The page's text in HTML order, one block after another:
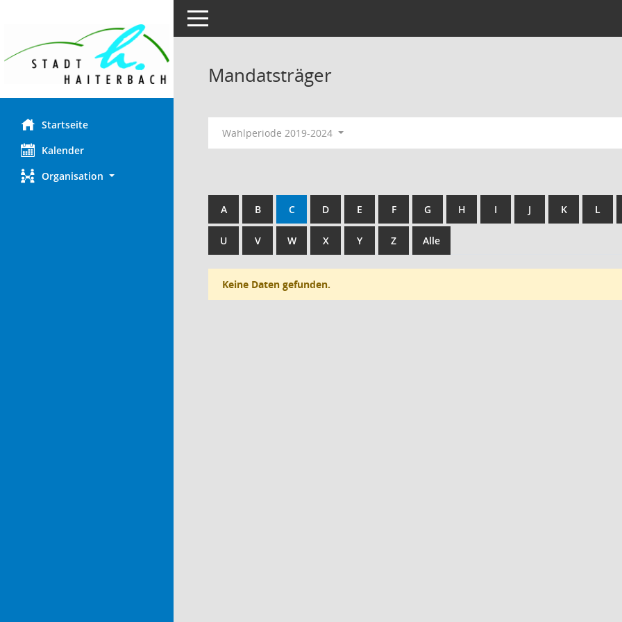
Startseite
Kalender
Organisation
Toggle navigation
Mandatsträger
Wahlperiode 2019-2024
A B C D E F G H I J K L
U V W X Y Z Alle
Keine Daten gefunden.